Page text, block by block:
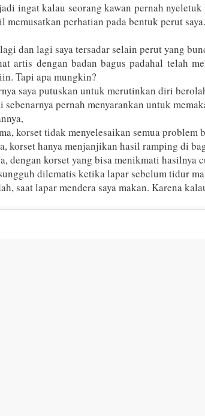
ingat kalau seorang kawan pernah nyeletuk
memusatkan perhatian pada bentuk perut saya.
dan lagi saya tersadar selain perut yang
artis dengan badan bagus padahal telah
Tapi apa mungkin?
saya putuskan untuk merutinkan diri
sebenarnya pernah menyarankan untuk
korset tidak menyelesaikan semua problem
korset hanya menjanjikan hasil ramping di
dengan korset yang bisa menikmati hasilnya
dilematis ketika lapar sebelum tidur
saat lapar mendera saya makan. Karena